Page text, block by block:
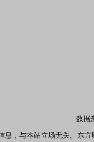
数据
息，与本站立场无关。东